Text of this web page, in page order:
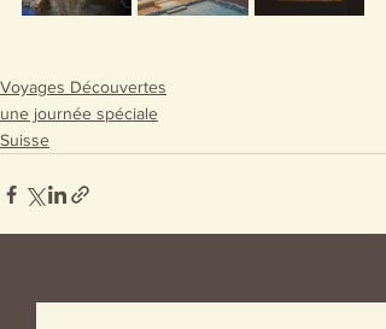
Voyages Découvertes
une journée spéciale
Suisse